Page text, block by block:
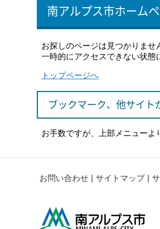
南アルプス市ホーム
お探しのページは見つかりませ
一時的にアクセスできない状態
トップページへ
ブックマーク、他サイ
お手数ですが、上部メニューよ
お問い合わせ サイトマップ